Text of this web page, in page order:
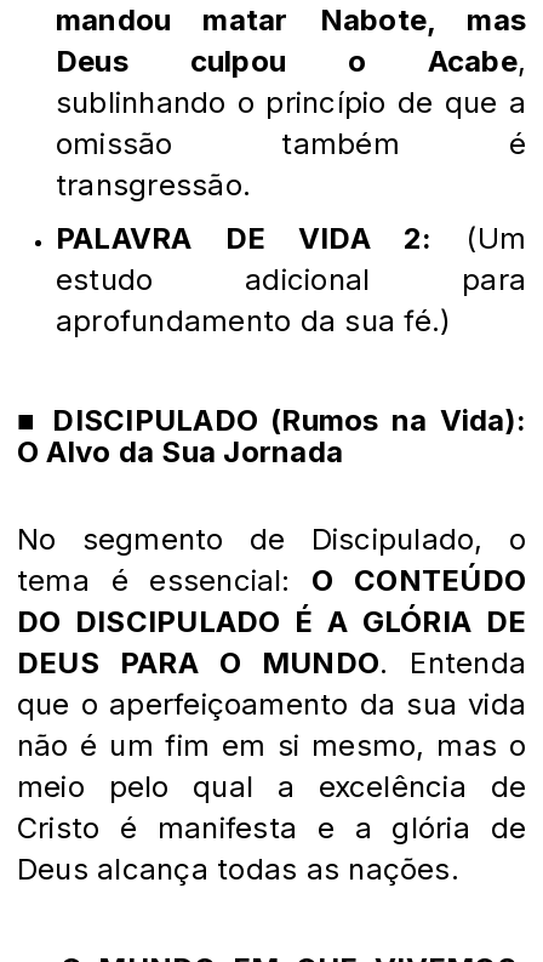
mandou matar Nabote, mas
Deus culpou o Acabe,
sublinhando o princípio de que a
omissão também é
transgressão.
PALAVRA DE VIDA 2: (Um
estudo adicional para
aprofundamento da sua fé.)
■ DISCIPULADO (Rumos na Vida):
O Alvo da Sua Jornada
No segmento de Discipulado, o
tema é essencial: O CONTEÚDO
DO DISCIPULADO É A GLÓRIA DE
DEUS PARA O MUNDO. Entenda
que o aperfeiçoamento da sua vida
não é um fim em si mesmo, mas o
meio pelo qual a excelência de
Cristo é manifesta e a glória de
Deus alcança todas as nações.